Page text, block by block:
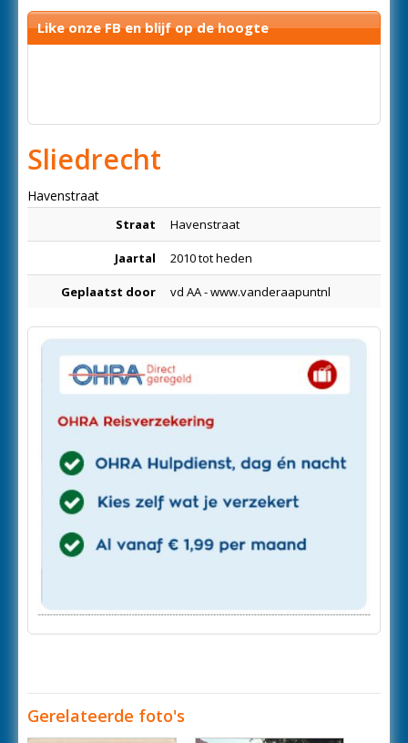
Like onze FB en blijf op de hoogte
Sliedrecht
Havenstraat
Straat Havenstraat
Jaartal 2010 tot heden
Geplaatst door vd AA - www.vanderaapuntnl
Gerelateerde foto's